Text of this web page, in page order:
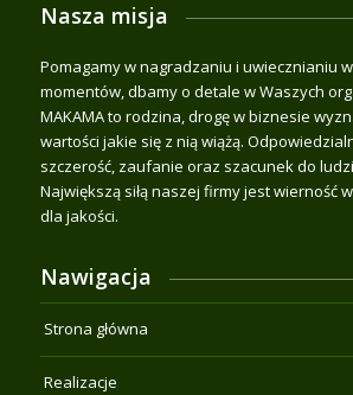
Nasza misja
Pomagamy w nagradzaniu i uwiecznianiu
momentów, dbamy o detale w Waszych
MAKAMA to rodzina, drogę w biznesie
wartości jakie się z nią wiążą.
szczerość, zaufanie oraz szacunek do
Największą siłą naszej firmy jest wierność
dla jakości.
Nawigacja
Strona główna
Realizacje